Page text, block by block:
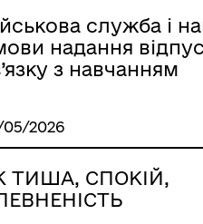
служба і
надання
з навчанням
05/2026
ТИША, СПОКІЙ,